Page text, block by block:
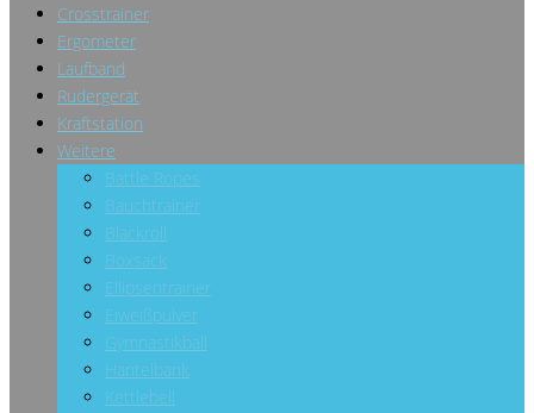
Crosstrainer
Ergometer
Laufband
Rudergerät
Kraftstation
Weitere
Battle Ropes
Bauchtrainer
Blackroll
Boxsack
Ellipsentrainer
Eiweißpulver
Gymnastikball
Hantelbank
Kettlebell